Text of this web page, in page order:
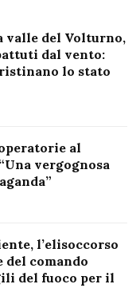
valle del Volturno,
dal vento:
lo stato
al
vergognosa
l’elisoccorso
del comando
del fuoco per il